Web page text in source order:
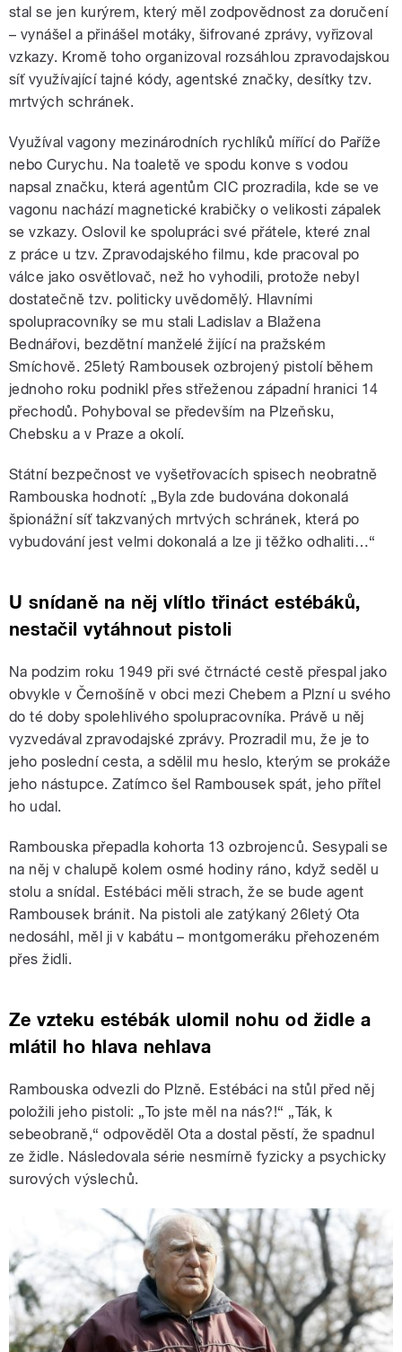
stal se jen kurýrem, který měl zodpovědnost za doručení
– vynášel a přinášel motáky, šifrované zprávy, vyřizoval
vzkazy. Kromě toho organizoval rozsáhlou zpravodajskou
síť využívající tajné kódy, agentské značky, desítky tzv.
mrtvých schránek.
Využíval vagony mezinárodních rychlíků mířící do Paříže
nebo Curychu. Na toaletě ve spodu konve s vodou
napsal značku, která agentům CIC prozradila, kde se ve
vagonu nachází magnetické krabičky o velikosti zápalek
se vzkazy. Oslovil ke spolupráci své přátele, které znal
z práce u tzv. Zpravodajského filmu, kde pracoval po
válce jako osvětlovač, než ho vyhodili, protože nebyl
dostatečně tzv. politicky uvědomělý. Hlavními
spolupracovníky se mu stali Ladislav a Blažena
Bednářovi, bezdětní manželé žijící na pražském
Smíchově. 25letý Rambousek ozbrojený pistolí během
jednoho roku podnikl přes střeženou západní hranici 14
přechodů. Pohyboval se především na Plzeňsku,
Chebsku a v Praze a okolí.
Státní bezpečnost ve vyšetřovacích spisech neobratně
Rambouska hodnotí: „Byla zde budována dokonalá
špionážní síť takzvaných mrtvých schránek, která po
vybudování jest velmi dokonalá a lze ji těžko odhaliti…“
U snídaně na něj vlítlo třináct estébáků,
nestačil vytáhnout pistoli
Na podzim roku 1949 při své čtrnácté cestě přespal jako
obvykle v Černošíně v obci mezi Chebem a Plzní u svého
do té doby spolehlivého spolupracovníka. Právě u něj
vyzvedával zpravodajské zprávy. Prozradil mu, že je to
jeho poslední cesta, a sdělil mu heslo, kterým se prokáže
jeho nástupce. Zatímco šel Rambousek spát, jeho přítel
ho udal.
Rambouska přepadla kohorta 13 ozbrojenců. Sesypali se
na něj v chalupě kolem osmé hodiny ráno, když seděl u
stolu a snídal. Estébáci měli strach, že se bude agent
Rambousek bránit. Na pistoli ale zatýkaný 26letý Ota
nedosáhl, měl ji v kabátu – montgomeráku přehozeném
přes židli.
Ze vzteku estébák ulomil nohu od židle a
mlátil ho hlava nehlava
Rambouska odvezli do Plzně. Estébáci na stůl před něj
položili jeho pistoli: „To jste měl na nás?!“ „Ták, k
sebeobraně,“ odpověděl Ota a dostal pěstí, že spadnul
ze židle. Následovala série nesmírně fyzicky a psychicky
surových výslechů.